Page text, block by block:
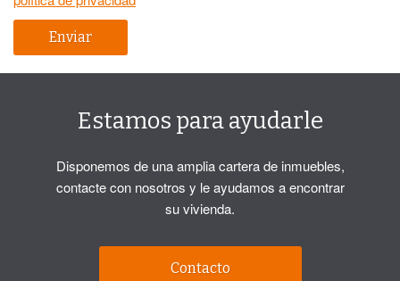
Estamos para ayudarle
Disponemos de una amplia cartera de inmuebles,
contacte con nosotros y le ayudamos a encontrar
su vivienda.
Contacto